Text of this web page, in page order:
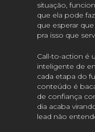
situação,
que ela pode
que esperar
pra isso que
Call-to-action é
inteligente de
cada etapa do
conteúdo é
de confiança
dia acaba
lead não